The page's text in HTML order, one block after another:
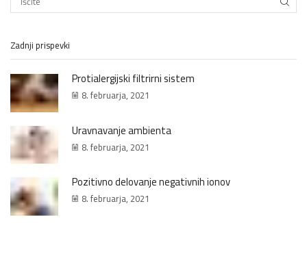
IŠČITE
Zadnji prispevki
Protialergijski filtrirni sistem
8. februarja, 2021
Uravnavanje ambienta
8. februarja, 2021
Pozitivno delovanje negativnih ionov
8. februarja, 2021